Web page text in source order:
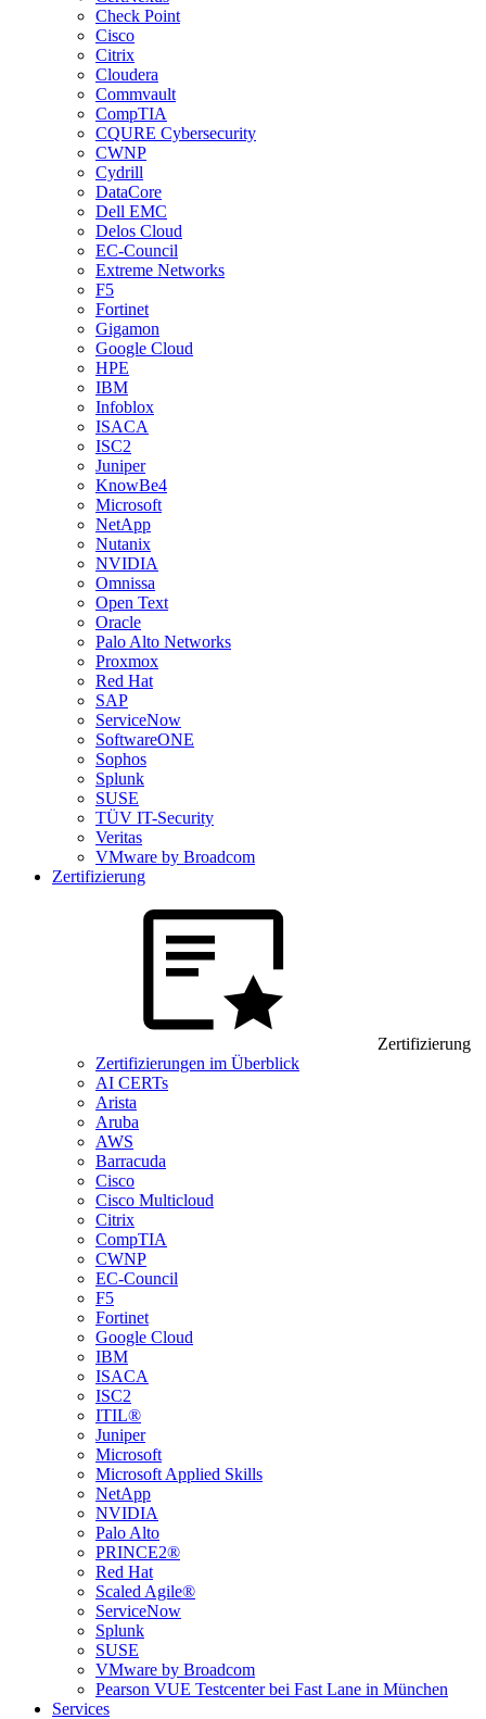
Check Point
Cisco
Citrix
Cloudera
Commvault
CompTIA
CQURE Cybersecurity
CWNP
Cydrill
DataCore
Dell EMC
Delos Cloud
EC-Council
Extreme Networks
F5
Fortinet
Gigamon
Google Cloud
HPE
IBM
Infoblox
ISACA
ISC2
Juniper
KnowBe4
Microsoft
NetApp
Nutanix
NVIDIA
Omnissa
Open Text
Oracle
Palo Alto Networks
Proxmox
Red Hat
SAP
ServiceNow
SoftwareONE
Sophos
Splunk
SUSE
TÜV IT-Security
Veritas
VMware by Broadcom
Zertifizierung
Zertifizierung
Zertifizierungen im Überblick
AI CERTs
Arista
Aruba
AWS
Barracuda
Cisco
Cisco Multicloud
Citrix
CompTIA
CWNP
EC-Council
F5
Fortinet
Google Cloud
IBM
ISACA
ISC2
ITIL®
Juniper
Microsoft
Microsoft Applied Skills
NetApp
NVIDIA
Palo Alto
PRINCE2®
Red Hat
Scaled Agile®
ServiceNow
Splunk
SUSE
VMware by Broadcom
Pearson VUE Testcenter bei Fast Lane in München
Services